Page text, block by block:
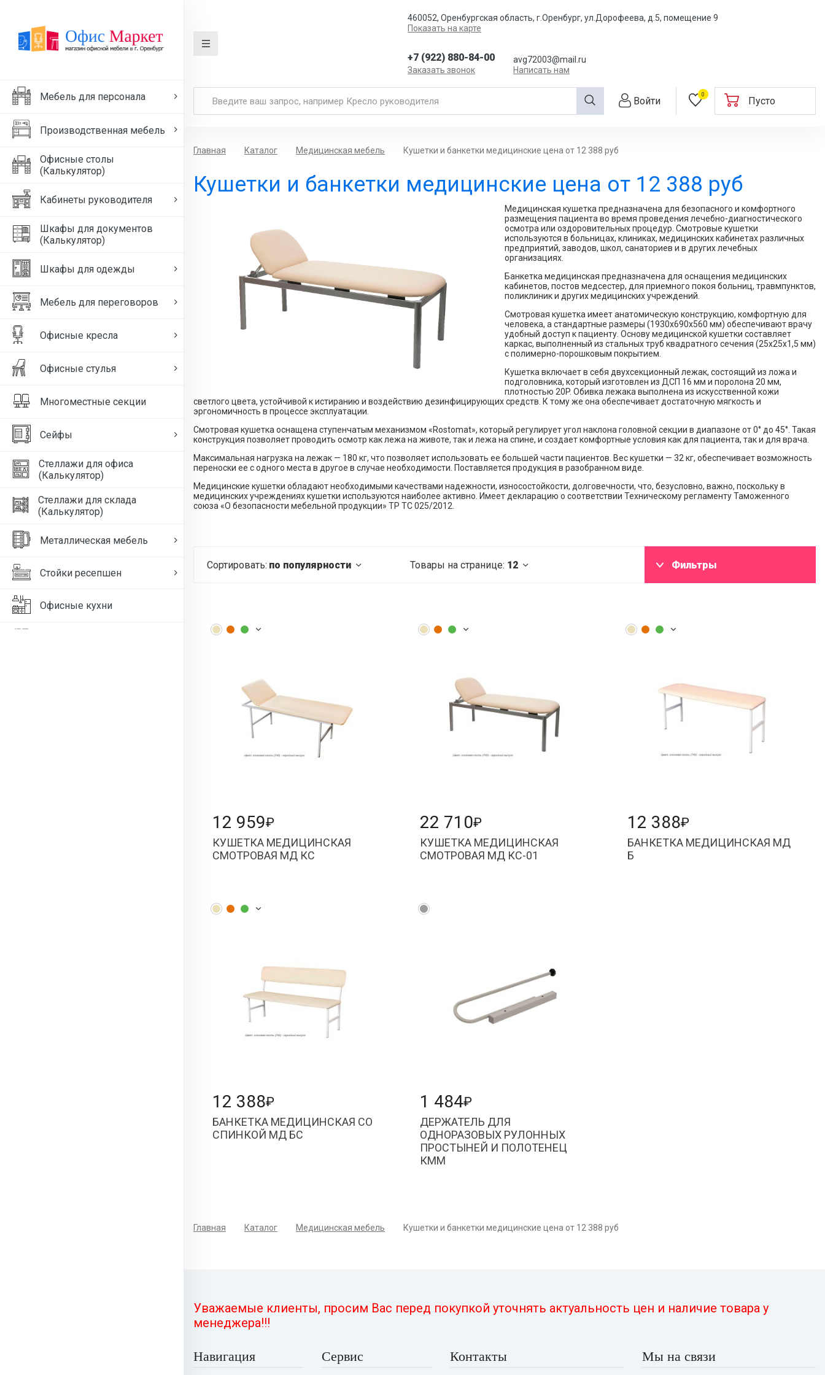
Мебель для персонала
Производственная мебель
Офисные столы
(Калькулятор)
Кабинеты руководителя
Шкафы для документов
(Калькулятор)
Шкафы для одежды
Мебель для переговоров
Офисные кресла
Офисные стулья
Многоместные секции
Сейфы
Стеллажи для офиса
(Калькулятор)
Стеллажи для склада
(Калькулятор)
Металлическая мебель
Стойки ресепшен
Офисные кухни
460052, Оренбургская область, г.Оренбург, ул.Дорофеева, д.5, помещение 9
Показать на карте
+7 (922) 880-84-00
Заказать звонок
avg72003@mail.ru
Написать нам
Войти
0
Пусто
Главная Каталог Медицинская мебель Кушетки и банкетки медицинские цена от 12 388 руб
Кушетки и банкетки медицинские цена от 12 388 руб
Медицинская кушетка предназначена для безопасного и комфортного
размещения пациента во время проведения лечебно-диагностического
осмотра или оздоровительных процедур. Смотровые кушетки
используются в больницах, клиниках, медицинских кабинетах различных
предприятий, заводов, школ, санаториев и в других лечебных
организациях.
Банкетка медицинская предназначена для оснащения медицинских
кабинетов, постов медсестер, для приемного покоя больниц, травмпунктов,
поликлиник и других медицинских учреждений.
Смотровая кушетка имеет анатомическую конструкцию, комфортную для
человека, а стандартные размеры (1930x690x560 мм) обеспечивают врачу
удобный доступ к пациенту. Основу медицинской кушетки составляет
каркас, выполненный из стальных труб квадратного сечения (25x25x1,5 мм)
с полимерно-порошковым покрытием.
Кушетка включает в себя двухсекционный лежак, состоящий из ложа и
подголовника, который изготовлен из ДСП 16 мм и поролона 20 мм,
плотностью 20P. Обивка лежака выполнена из искусственной кожи
светлого цвета, устойчивой к истиранию и воздействию дезинфицирующих средств. К тому же она обеспечивает достаточную мягкость и
эргономичность в процессе эксплуатации.
Смотровая кушетка оснащена ступенчатым механизмом «Rostomat», который регулирует угол наклона головной секции в диапазоне от 0° до 45°. Такая
конструкция позволяет проводить осмотр как лежа на животе, так и лежа на спине, и создает комфортные условия как для пациента, так и для врача.
Максимальная нагрузка на лежак — 180 кг, что позволяет использовать ее большей части пациентов. Вес кушетки — 32 кг, обеспечивает возможность
переноски ее с одного места в другое в случае необходимости. Поставляется продукция в разобранном виде.
Медицинские кушетки обладают необходимыми качествами надежности, износостойкости, долговечности, что, безусловно, важно, поскольку в
медицинских учреждениях кушетки используются наиболее активно. Имеет декларацию о соответствии Техническому регламенту Таможенного
союза «О безопасности мебельной продукции» ТР ТС 025/2012.
Сортировать: по популярности Товары на странице: 12
12 959₽
КУШЕТКА МЕДИЦИНСКАЯ
СМОТРОВАЯ МД КС
22 710₽
КУШЕТКА МЕДИЦИНСКАЯ
СМОТРОВАЯ МД КС-01
12 388₽
БАНКЕТКА МЕДИЦИНСКАЯ МД
Б
12 388₽
БАНКЕТКА МЕДИЦИНСКАЯ СО
СПИНКОЙ МД БС
1 484₽
ДЕРЖАТЕЛЬ ДЛЯ
ОДНОРАЗОВЫХ РУЛОННЫХ
ПРОСТЫНЕЙ И ПОЛОТЕНЕЦ
КММ
Фильтры
Главная Каталог Медицинская мебель Кушетки и банкетки медицинские цена от 12 388 руб
Уважаемые клиенты, просим Вас перед покупкой уточнять актуальность цен и наличие товара у
менеджера!!!
Навигация Сервис Контакты Мы на связи